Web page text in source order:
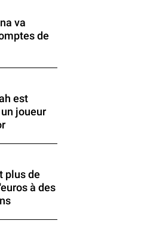
va
de
est
joueur
plus de
à des